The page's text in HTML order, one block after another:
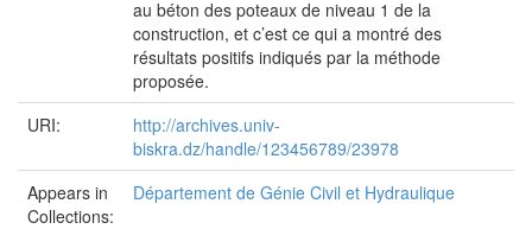
au béton des poteaux de niveau 1 de la
construction, et c’est ce qui a montré des
résultats positifs indiqués par la méthode
proposée.
URI:
http://archives.univ-
biskra.dz/handle/123456789/23978
Appears in
Collections:
Département de Génie Civil et Hydraulique